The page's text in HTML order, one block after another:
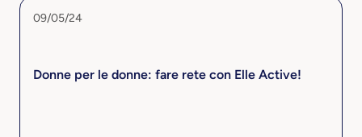
09/05/24
Donne per le donne: fare rete con Elle Active!